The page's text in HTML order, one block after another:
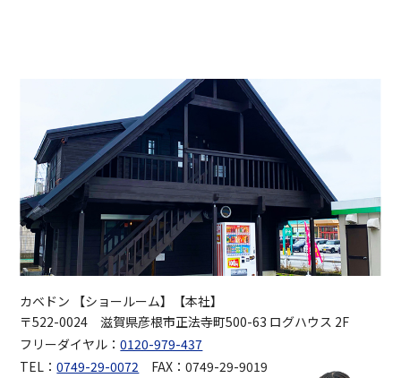
カベドン 【ショールーム】【本社】
〒522-0024 滋賀県彦根市正法寺町500-63 ログハウス 2F
フリーダイヤル：0120-979-437
TEL：0749-29-0072 FAX：0749-29-9019